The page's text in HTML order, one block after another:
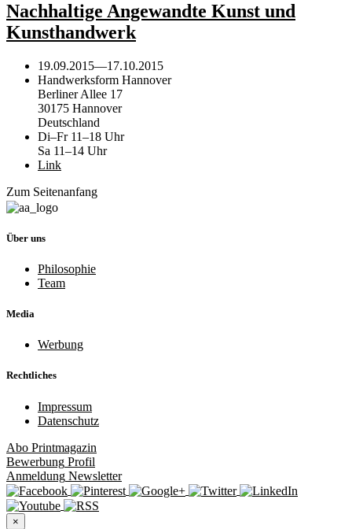
Nachhaltige Angewandte Kunst und
Kunsthandwerk
19.09.2015—17.10.2015
Handwerksform Hannover
Berliner Allee 17
30175 Hannover
Deutschland
Di–Fr 11–18 Uhr
Sa 11–14 Uhr
Link
Zum Seitenanfang
Über uns
Philosophie
Team
Media
Werbung
Rechtliches
Impressum
Datenschutz
Abo Printmagazin
Bewerbung Profil
Anmeldung Newsletter
×